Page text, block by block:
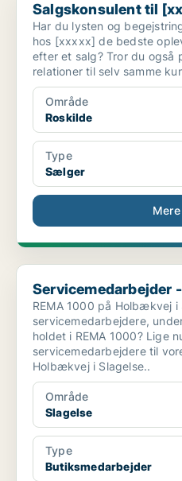
Salgskonsulent til
Har du lysten og
hos [xxxxx] de bedste
efter et salg? Tror du også
relationer til selv samme
Område
Roskilde
Type
Sælger
Servicemedarbejder - 15-17 år,
Servicemedarbejder
REMA 1000 på Holbækvej i
servicemedarbejdere, under 18 år Vil
holdet i REMA 1000? Lige
servicemedarbejdere til
Holbækvej i Slagelse..
Område
Slagelse
Type
Butiksmedarbejder